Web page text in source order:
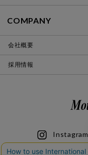
COMPANY
会社概要
採用情報
Instagram